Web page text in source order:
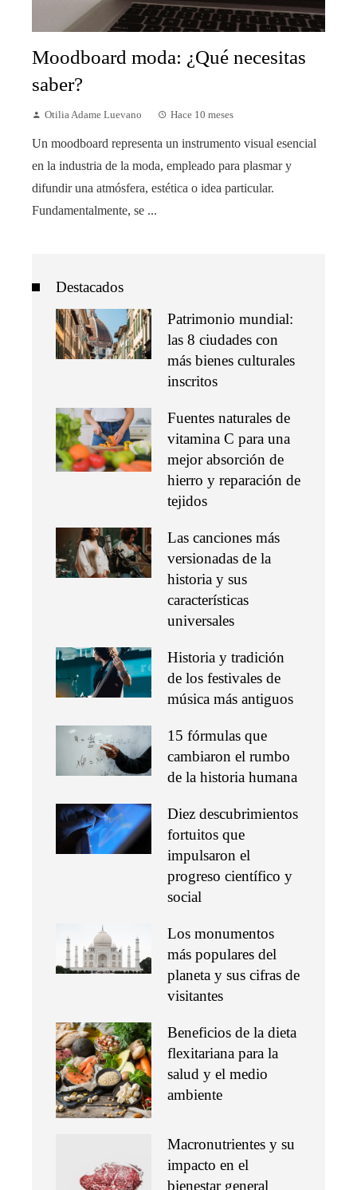
Moodboard moda: ¿Qué necesitas
saber?
Otilia Adame Luevano Hace 10 meses
Un moodboard representa un instrumento visual esencial
en la industria de la moda, empleado para plasmar y
difundir una atmósfera, estética o idea particular.
Fundamentalmente, se ...
Destacados
Patrimonio mundial:
las 8 ciudades con
más bienes culturales
inscritos
Fuentes naturales de
vitamina C para una
mejor absorción de
hierro y reparación de
tejidos
Las canciones más
versionadas de la
historia y sus
características
universales
Historia y tradición
de los festivales de
música más antiguos
15 fórmulas que
cambiaron el rumbo
de la historia humana
Diez descubrimientos
fortuitos que
impulsaron el
progreso científico y
social
Los monumentos
más populares del
planeta y sus cifras de
visitantes
Beneficios de la dieta
flexitariana para la
salud y el medio
ambiente
Macronutrientes y su
impacto en el
bienestar general